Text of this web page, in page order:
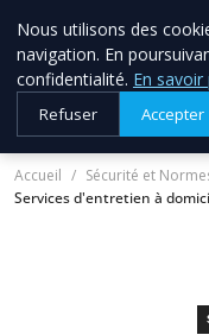
allo brico33
Votre expert bricolage en Gironde
Accueil
Sécurité et
Services d'entretien à
Nous utilisons des
navigation. En
confidentialité. En savoir
Refuser Accepter